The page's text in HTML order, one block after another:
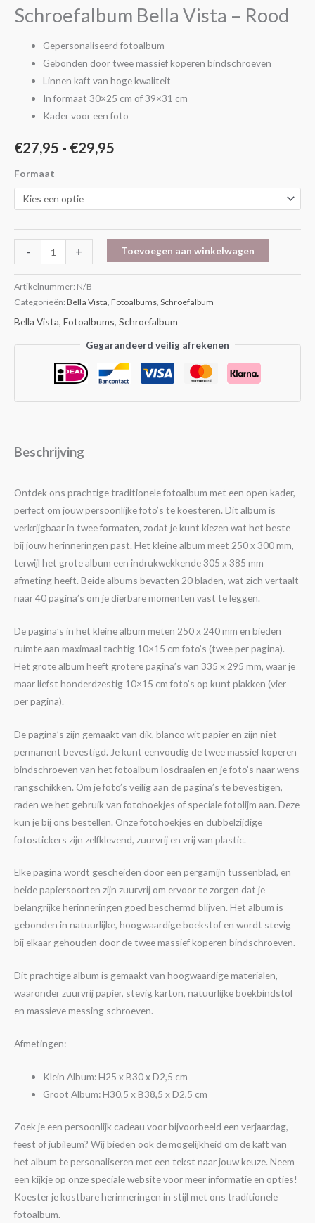
Schroefalbum Bella Vista – Rood
Gepersonaliseerd fotoalbum
Gebonden door twee massief koperen bindschroeven
Linnen kaft van hoge kwaliteit
In formaat 30×25 cm of 39×31 cm
Kader voor een foto
€27,95 - €29,95
€29,95
Formaat
-
aantal
+ Toevoegen aan winkelwagen
Artikelnummer: N/B
Categorieën: Bella Vista, Fotoalbums, Schroefalbum
Bella Vista, Fotoalbums, Schroefalbum
Gegarandeerd veilig afrekenen
Beschrijving
Ontdek ons prachtige traditionele fotoalbum met een open kader,
perfect om jouw persoonlijke foto’s te koesteren. Dit album is
verkrijgbaar in twee formaten, zodat je kunt kiezen wat het beste
bij jouw herinneringen past. Het kleine album meet 250 x 300 mm,
terwijl het grote album een indrukwekkende 305 x 385 mm
afmeting heeft. Beide albums bevatten 20 bladen, wat zich vertaalt
naar 40 pagina’s om je dierbare momenten vast te leggen.
De pagina’s in het kleine album meten 250 x 240 mm en bieden
ruimte aan maximaal tachtig 10×15 cm foto’s (twee per pagina).
Het grote album heeft grotere pagina’s van 335 x 295 mm, waar je
maar liefst honderdzestig 10×15 cm foto’s op kunt plakken (vier
per pagina).
De pagina’s zijn gemaakt van dik, blanco wit papier en zijn niet
permanent bevestigd. Je kunt eenvoudig de twee massief koperen
bindschroeven van het fotoalbum losdraaien en je foto’s naar wens
rangschikken. Om je foto’s veilig aan de pagina’s te bevestigen,
raden we het gebruik van fotohoekjes of speciale fotolijm aan. Deze
kun je bij ons bestellen. Onze fotohoekjes en dubbelzijdige
fotostickers zijn zelfklevend, zuurvrij en vrij van plastic.
Elke pagina wordt gescheiden door een pergamijn tussenblad, en
beide papiersoorten zijn zuurvrij om ervoor te zorgen dat je
belangrijke herinneringen goed beschermd blijven. Het album is
gebonden in natuurlijke, hoogwaardige boekstof en wordt stevig
bij elkaar gehouden door de twee massief koperen bindschroeven.
Dit prachtige album is gemaakt van hoogwaardige materialen,
waaronder zuurvrij papier, stevig karton, natuurlijke boekbindstof
en massieve messing schroeven.
Afmetingen:
Klein Album: H25 x B30 x D2,5 cm
Groot Album: H30,5 x B38,5 x D2,5 cm
Zoek je een persoonlijk cadeau voor bijvoorbeeld een verjaardag,
feest of jubileum? Wij bieden ook de mogelijkheid om de kaft van
het album te personaliseren met een tekst naar jouw keuze. Neem
een kijkje op onze speciale website voor meer informatie en opties!
Koester je kostbare herinneringen in stijl met ons traditionele
fotoalbum.